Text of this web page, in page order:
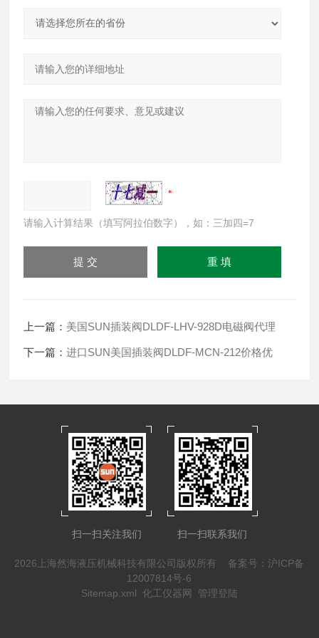
请输入计算结果（填写阿拉伯数字），如：三加四=7
上一篇： 美国SUN插装阀DLDF-LHV-928D电磁阀代理
下一篇：进口SUN美国插装阀DLDF-MCN-212价格优
扫一扫关注我们 扫一扫联系我们
2026上海然海液压机械科技有限公司版权所有 备案号：沪ICP备
12007814号-6
Sitemap.xml 化工仪器网 管理登陆